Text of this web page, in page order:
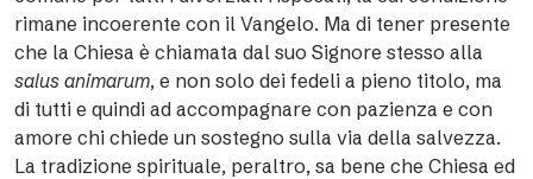
rimane incoerente con il Vangelo. Ma di tener presente
che la Chiesa è chiamata dal suo Signore stesso alla
salus animarum, e non solo dei fedeli a pieno titolo, ma
di tutti e quindi ad accompagnare con pazienza e con
amore chi chiede un sostegno sulla via della salvezza.
La tradizione spirituale, peraltro, sa bene che Chiesa ed